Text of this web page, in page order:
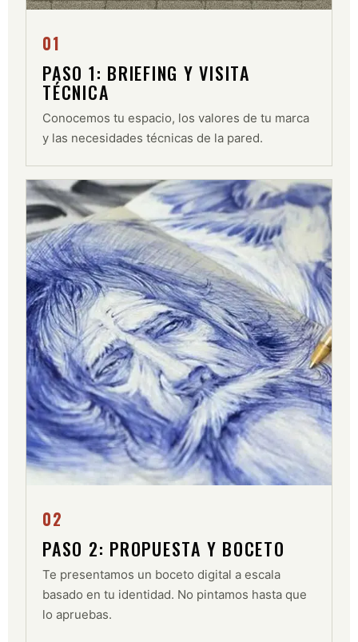
01
PASO 1: BRIEFING Y VISITA
TÉCNICA
Conocemos tu espacio, los valores de tu marca
y las necesidades técnicas de la pared.
02
PASO 2: PROPUESTA Y BOCETO
Te presentamos un boceto digital a escala
basado en tu identidad. No pintamos hasta que
lo apruebas.